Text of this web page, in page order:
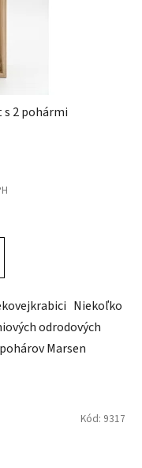
s 2 pohármi
Niekoľko
odrodových
Marsen
Kód: 9317